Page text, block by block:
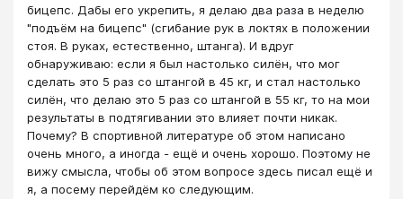
бицепс. Дабы его укрепить, я делаю два раза в неделю
"подъём на бицепс" (сгибание рук в локтях в положении
стоя. В руках, естественно, штанга). И вдруг
обнаруживаю: если я был настолько силён, что мог
сделать это 5 раз со штангой в 45 кг, и стал настолько
силён, что делаю это 5 раз со штангой в 55 кг, то на мои
результаты в подтягивании это влияет почти никак.
Почему? В спортивной литературе об этом написано
очень много, а иногда - ещё и очень хорошо. Поэтому не
вижу смысла, чтобы об этом вопросе здесь писал ещё и
я, а посему перейдём ко следующим.